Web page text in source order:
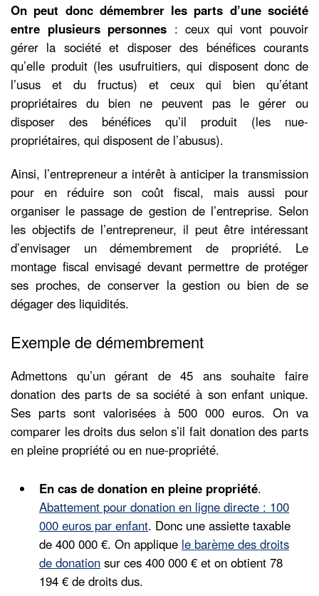
On peut donc démembrer les parts d’une société
entre plusieurs personnes : ceux qui vont pouvoir
gérer la société et disposer des bénéfices courants
qu’elle produit (les usufruitiers, qui disposent donc de
l’usus et du fructus) et ceux qui bien qu’étant
propriétaires du bien ne peuvent pas le gérer ou
disposer des bénéfices qu’il produit (les nue-
propriétaires, qui disposent de l’abusus).
Ainsi, l’entrepreneur a intérêt à anticiper la transmission
pour en réduire son coût fiscal, mais aussi pour
organiser le passage de gestion de l’entreprise. Selon
les objectifs de l’entrepreneur, il peut être intéressant
d’envisager un démembrement de propriété. Le
montage fiscal envisagé devant permettre de protéger
ses proches, de conserver la gestion ou bien de se
dégager des liquidités.
Exemple de démembrement
Admettons qu’un gérant de 45 ans souhaite faire
donation des parts de sa société à son enfant unique.
Ses parts sont valorisées à 500 000 euros. On va
comparer les droits dus selon s’il fait donation des parts
en pleine propriété ou en nue-propriété.
En cas de donation en pleine propriété.
Abattement pour donation en ligne directe : 100
000 euros par enfant. Donc une assiette taxable
de 400 000 €. On applique le barème des droits
de donation sur ces 400 000 € et on obtient 78
194 € de droits dus.